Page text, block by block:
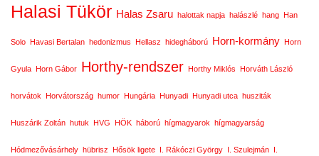
Halasi Tükör Halas Zsaru halottak napja halászlé hang Han
Solo Havasi Bertalan hedonizmus Hellasz hidegháború Horn-kormány Horn
Gyula Horn Gábor Horthy-rendszer Horthy Miklós Horváth László
horvátok Horvátország humor Hungária Hunyadi Hunyadi utca husziták
Huszárik Zoltán hutuk HVG HÖK háború hígmagyarok hígmagyarság
Hódmezővásárhely hübrisz Hősök ligete I. Rákóczi György I. Szulejmán I.